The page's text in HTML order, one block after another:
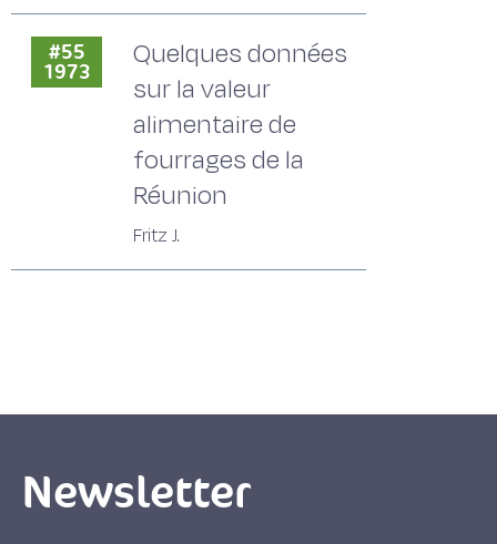
#55
1973
Quelques données
sur la valeur
alimentaire de
fourrages de la
Réunion
Fritz J.
Newsletter